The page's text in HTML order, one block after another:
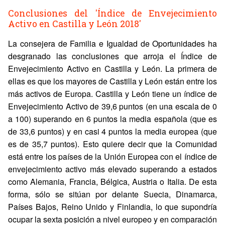
Conclusiones del 'Índice de Envejecimiento
Activo en Castilla y León 2018'
La consejera de Familia e Igualdad de Oportunidades ha
desgranado las conclusiones que arroja el Índice de
Envejecimiento Activo en Castilla y León. La primera de
ellas es que los mayores de Castilla y León están entre los
más activos de Europa. Castilla y León tiene un índice de
Envejecimiento Activo de 39,6 puntos (en una escala de 0
a 100) superando en 6 puntos la media española (que es
de 33,6 puntos) y en casi 4 puntos la media europea (que
es de 35,7 puntos). Esto quiere decir que la Comunidad
está entre los países de la Unión Europea con el índice de
envejecimiento activo más elevado superando a estados
como Alemania, Francia, Bélgica, Austria o Italia. De esta
forma, sólo se sitúan por delante Suecia, Dinamarca,
Países Bajos, Reino Unido y Finlandia, lo que supondría
ocupar la sexta posición a nivel europeo y en comparación